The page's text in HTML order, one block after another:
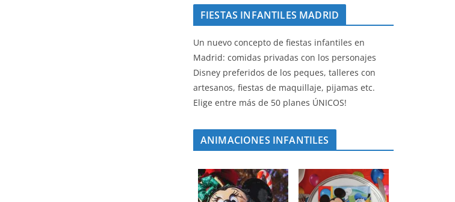
FIESTAS INFANTILES MADRID
Un nuevo concepto de fiestas infantiles en
Madrid: comidas privadas con los personajes
Disney preferidos de los peques, talleres con
artesanos, fiestas de maquillaje, pijamas etc.
Elige entre más de 50 planes ÚNICOS!
ANIMACIONES INFANTILES